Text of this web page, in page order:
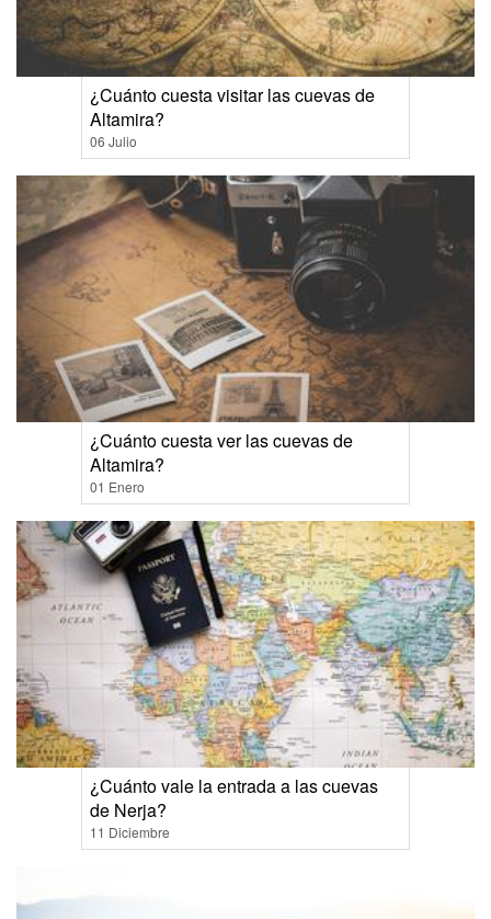
¿Cuánto cuesta visitar las cuevas de
Altamira?
06 Julio
¿Cuánto cuesta ver las cuevas de
Altamira?
01 Enero
¿Cuánto vale la entrada a las cuevas
de Nerja?
11 Diciembre